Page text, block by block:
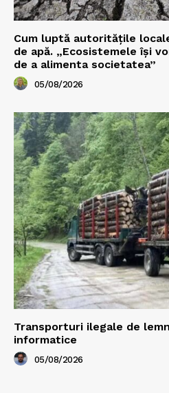
Cum luptă autoritățile
de apă. „Ecosistemele își
de a alimenta societatea”
05/08/2026
Transporturi ilegale de
informatice
05/08/2026